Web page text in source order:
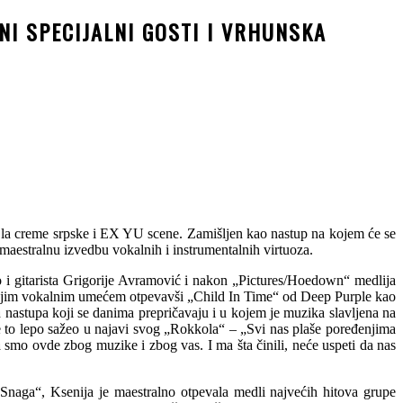
SPECIJALNI GOSTI I VRHUNSKA
creme srpske i EX YU scene. Zamišljen kao nastup na kojem će se
izvedbu vokalnih i instrumentalnih virtuoza.
Grigorije Avramović i nakon „Pictures/Hoedown“ medlija
vokalnim umećem otpevavši „Child In Time“ od Deep Purple kao
koji se danima prepričavaju i u kojem je muzika slavljena na
lepo sažeo u najavi svog „Rokkola“ – „Svi nas plaše poređenjima
ovde zbog muzike i zbog vas. I ma šta činili, neće uspeti da nas
Ksenija je maestralno otpevala medli najvećih hitova grupe